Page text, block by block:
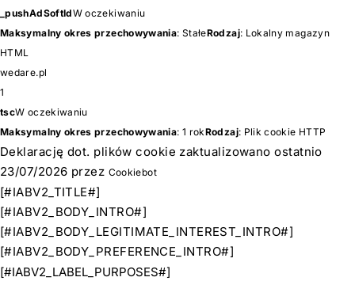
_pushAdSoftIdW oczekiwaniu
Maksymalny okres przechowywania: StałeRodzaj: Lokalny magazyn
HTML
wedare.pl
1
tscW oczekiwaniu
Maksymalny okres przechowywania: 1 rokRodzaj: Plik cookie HTTP
Deklarację dot. plików cookie zaktualizowano ostatnio
23/07/2026 przez Cookiebot
[#IABV2_TITLE#]
[#IABV2_BODY_INTRO#]
[#IABV2_BODY_LEGITIMATE_INTEREST_INTRO#]
[#IABV2_BODY_PREFERENCE_INTRO#]
[#IABV2_LABEL_PURPOSES#]